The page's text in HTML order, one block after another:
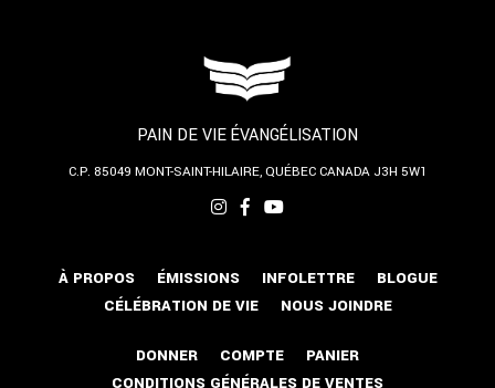
PAIN DE VIE ÉVANGÉLISATION
C.P. 85049 MONT-SAINT-HILAIRE, QUÉBECCANADA J3H 5W1
À PROPOS ÉMISSIONS INFOLETTRE
BLOGUE
CÉLÉBRATION DE VIE
NOUS JOINDRE
DONNER COMPTE
PANIER
CONDITIONS GÉNÉRALES DE VENTES